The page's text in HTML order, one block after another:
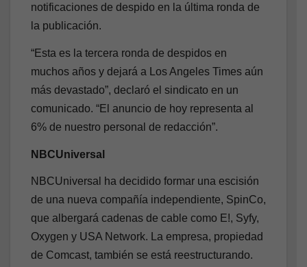
notificaciones de despido en la última ronda de
la publicación.
“Esta es la tercera ronda de despidos en
muchos años y dejará a Los Angeles Times aún
más devastado”, declaró el sindicato en un
comunicado. “El anuncio de hoy representa al
6% de nuestro personal de redacción”.
NBCUniversal
NBCUniversal ha decidido formar una escisión
de una nueva compañía independiente, SpinCo,
que albergará cadenas de cable como E!, Syfy,
Oxygen y USA Network. La empresa, propiedad
de Comcast, también se está reestructurando.